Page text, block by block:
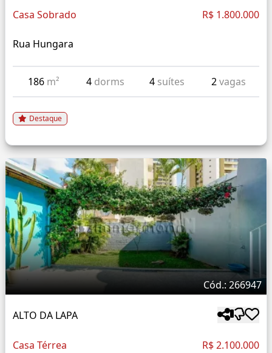
Casa Sobrado R$ 1.800.000
Rua Hungara
186 m² 4 dorms 4 suítes 2vagas
Destaque
Cód.: 266947
ALTO DA LAPA
Casa Térrea R$ 2.100.000